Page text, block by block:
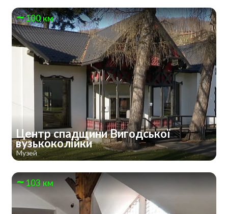
100 км
Центр спадщини Вигодської
вузькоколійки
Музей
103 км